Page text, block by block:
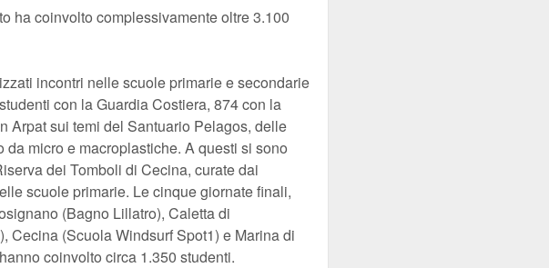
ha coinvolto complessivamente oltre 3.100
incontri nelle scuole primarie e secondarie
con la Guardia Costiera, 874 con la
Arpat sui temi del Santuario Pelagos, delle
micro e macroplastiche. A questi si sono
dei Tomboli di Cecina, curate dai
scuole primarie. Le cinque giornate finali,
(Bagno Lillatro), Caletta di
(Scuola Windsurf Spot1) e Marina di
coinvolto circa 1.350 studenti.